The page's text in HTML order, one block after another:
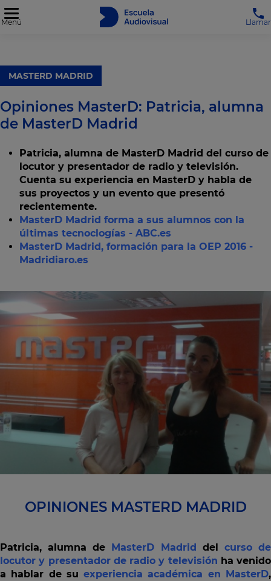
Menú Llamar
MASTERD MADRID
Opiniones MasterD: Patricia, alumna
de MasterD Madrid
Patricia, alumna de MasterD Madrid del curso de
locutor y presentador de radio y televisión.
Cuenta su experiencia en MasterD y habla de
sus proyectos y un evento que presentó
recientemente.
MasterD Madrid forma a sus alumnos con la
últimas tecnoclogías - ABC.es
MasterD Madrid, formación para la OEP 2016 -
Madridiaro.es
OPINIONES MASTERD MADRID
Patricia, alumna de MasterD Madrid del curso de
locutor y presentador de radio y televisión ha venido
a hablar de suexperiencia académica en MasterD,